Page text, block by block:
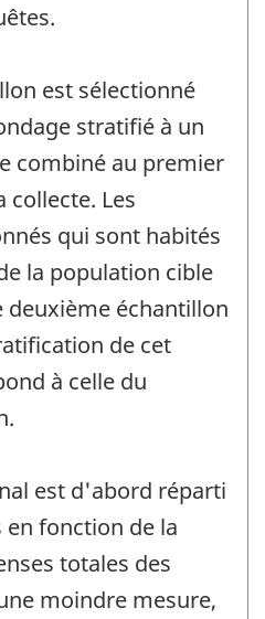
est sélectionné
stratifié à un
combiné au premier
collecte. Les
qui sont habités
la population cible
deuxième échantillon
de cet
à celle du
est d'abord réparti
fonction de la
totales des
moindre mesure,